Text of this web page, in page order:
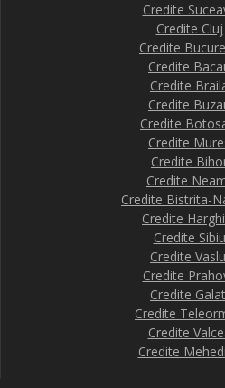
Credite
Credite Cluj
Credite
Credite
Credite
Credite
Credite
Credite
Credite
Credite
Credite Bistrita-
Credite
Credite Sibiu
Credite
Credite
Credite
Credite
Credite
Credite